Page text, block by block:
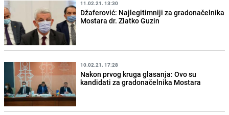
11.02.21. 13:30
Džaferović: Najlegitimniji za gradonačelnika
Mostara dr. Zlatko Guzin
10.02.21. 17:28
Nakon prvog kruga glasanja: Ovo su
kandidati za gradonačelnika Mostara